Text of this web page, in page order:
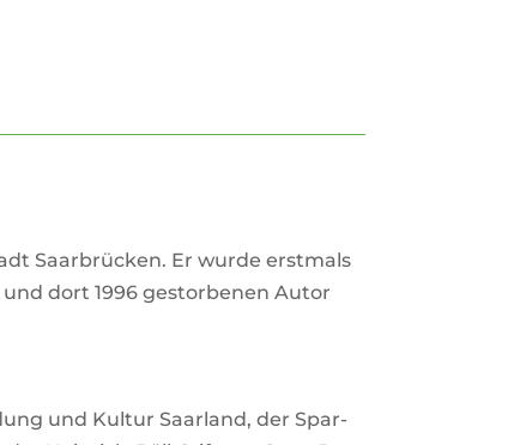
Saar­brü­cken. Er wurde erst­mals
und dort 1996 gestor­benen Autor
und Kultur Saar­land, der Spar­